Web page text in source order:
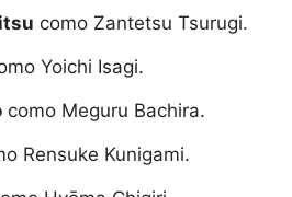
como Zantetsu Tsurugi.
Yoichi Isagi.
como Meguru Bachira.
Rensuke Kunigami.